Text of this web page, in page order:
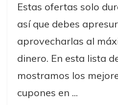
Estas ofertas solo
así que debes
aprovecharlas al
dinero. En esta lista
mostramos los
cupones en ...